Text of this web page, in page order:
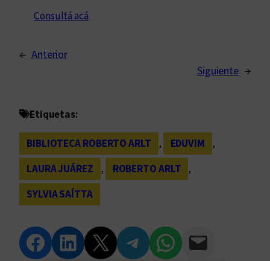
Consultá acá
← Anterior
Siguiente →
Etiquetas:
BIBLIOTECA ROBERTO ARLT , EDUVIM
,
LAURA JUÁREZ
, ROBERTO ARLT
,
SYLVIA SAÍTTA
Compartir en Facebook Compartir en LinkedIn Compartir en Twitter Compartir en Telegram Compartir en WhatsApp Compartir vía Email